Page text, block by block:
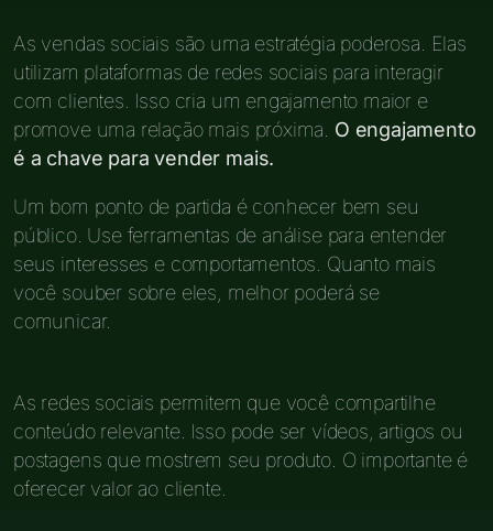
As vendas sociais são uma estratégia poderosa. Elas
utilizam plataformas de redes sociais para interagir
com clientes. Isso cria um engajamento maior e
promove uma relação mais próxima. O engajamento
é a chave para vender mais.
Um bom ponto de partida é conhecer bem seu
público. Use ferramentas de análise para entender
seus interesses e comportamentos. Quanto mais
você souber sobre eles, melhor poderá se
comunicar.
As redes sociais permitem que você compartilhe
conteúdo relevante. Isso pode ser vídeos, artigos ou
postagens que mostrem seu produto. O importante é
oferecer valor ao cliente.